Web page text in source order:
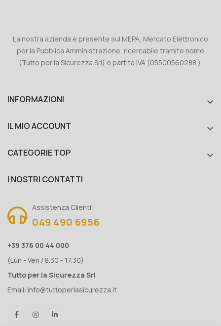
La nostra azienda è presente sul MEPA, Mercato Elettronico
per la Pubblica Amministrazione, ricercabile tramite nome
(Tutto per la Sicurezza Srl) o partita IVA (05500560288 ).
INFORMAZIONI 
IL MIO ACCOUNT 
CATEGORIE TOP 
I NOSTRI CONTATTI
Assistenza Clienti
049 490 6956
+39 376 00 44 000
(Lun - Ven / 8.30 - 17.30)
Tutto per la Sicurezza Srl
Email: info@tuttoperlasicurezza.it